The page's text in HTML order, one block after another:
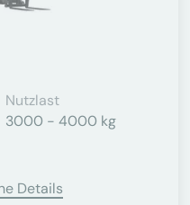
Nutzlast
3000 - 4000 kg
Details